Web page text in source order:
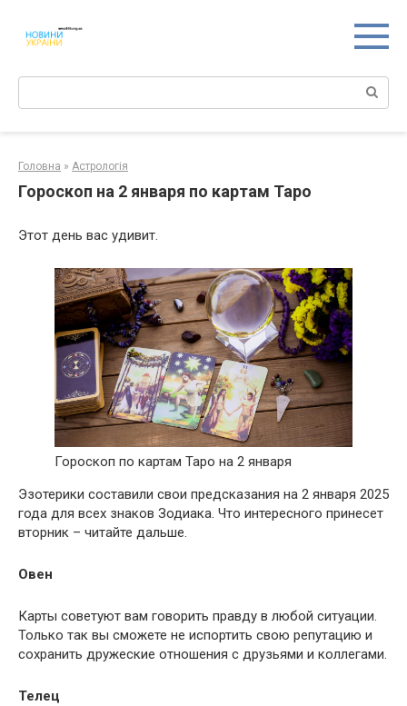
контенту
Поиск:
Головна » Астрологія
Гороскоп на 2 января по картам Таро
Этот день вас удивит.
Гороскоп по картам Таро на 2 января
Эзотерики составили свои предсказания на 2 января 2025
года для всех знаков Зодиака. Что интересного принесет
вторник – читайте дальше.
Овен
Карты советуют вам говорить правду в любой ситуации.
Только так вы сможете не испортить свою репутацию и
сохранить дружеские отношения с друзьями и коллегами.
Телец